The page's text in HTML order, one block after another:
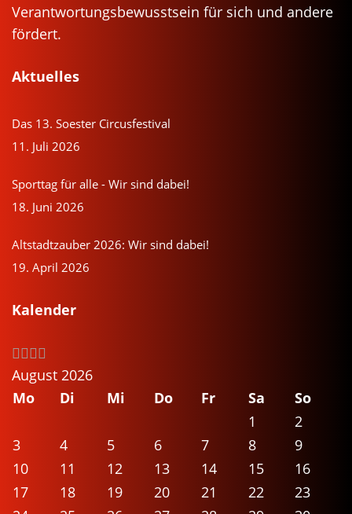
Verantwortungsbewusstsein für sich und andere
fördert.
Aktuelles
Das 13. Soester Circusfestival
11. Juli 2026
Sporttag für alle - Wir sind dabei!
18. Juni 2026
Altstadtzauber 2026: Wir sind dabei!
19. April 2026
Kalender
August 2026
Mo
Di Mi Do Fr Sa
So
1
2
3
4 5 6 7 8
9
10
11 12 13 14 15
16
17
18 19 20 21 22
23